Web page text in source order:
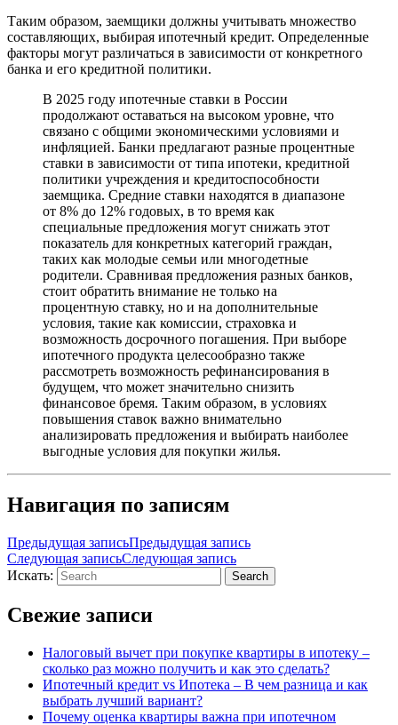
Таким образом, заемщики должны учитывать множество
составляющих, выбирая ипотечный кредит. Определенные
факторы могут различаться в зависимости от конкретного
банка и его кредитной политики.
В 2025 году ипотечные ставки в России
продолжают оставаться на высоком уровне, что
связано с общими экономическими условиями и
инфляцией. Банки предлагают разные процентные
ставки в зависимости от типа ипотеки, кредитной
политики учреждения и кредитоспособности
заемщика. Средние ставки находятся в диапазоне
от 8% до 12% годовых, в то время как
специальные предложения могут снижать этот
показатель для конкретных категорий граждан,
таких как молодые семьи или многодетные
родители. Сравнивая предложения разных банков,
стоит обратить внимание не только на
процентную ставку, но и на дополнительные
условия, такие как комиссии, страховка и
возможность досрочного погашения. При выборе
ипотечного продукта целесообразно также
рассмотреть возможность рефинансирования в
будущем, что может значительно снизить
финансовое бремя. Таким образом, в условиях
повышения ставок важно внимательно
анализировать предложения и выбирать наиболее
выгодные условия для покупки жилья.
Навигация по записям
Предыдущая записьПредыдущая запись
Следующая записьСледующая запись
Искать:
Search
Свежие записи
Налоговый вычет при покупке квартиры в ипотеку –
сколько раз можно получить и как это сделать?
Ипотечный кредит vs Ипотека – В чем разница и как
выбрать лучший вариант?
Почему оценка квартиры важна при ипотечном